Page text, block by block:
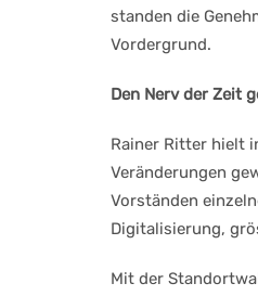
standen die
Vordergrund.
Den Nerv der Zeit
Rainer Ritter hielt
Veränderungen
Vorständen
Digitalisierung,
Mit der